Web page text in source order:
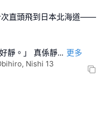
次直頭飛到日本北海道——
靜。」 真係靜... 更多
Nishi 13